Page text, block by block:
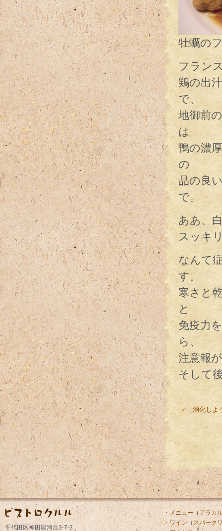
牡蠣の
フラン
鶏の出
で、
地御前
は
鴨の濃
の
品の良
で。
ああ、
スッキ
なんて
す。
寒さと
と
免疫力
ら、
注意報
そして
＜ 消化しよ
千代田区神田駿河台3-7-3
・メニュー（ アラカ
・ワイン （スパーク